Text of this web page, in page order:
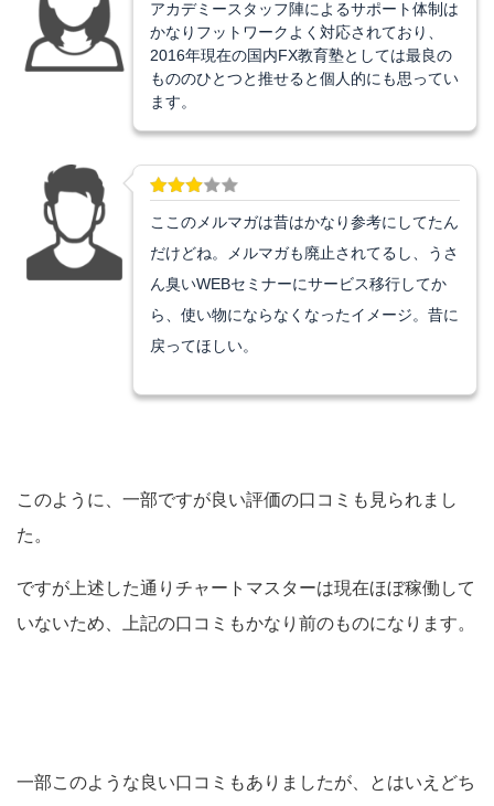
アカデミースタッフ陣によるサポート体制は
かなりフットワークよく対応されており、
2016年現在の国内FX教育塾としては最良の
もののひとつと推せると個人的にも思ってい
ます。
ここのメルマガは昔はかなり参考にしてたん
だけどね。メルマガも廃止されてるし、うさ
ん臭いWEBセミナーにサービス移行してか
ら、使い物にならなくなったイメージ。昔に
戻ってほしい。
このように、一部ですが良い評価の口コミも見られまし
た。
ですが上述した通りチャートマスターは現在ほぼ稼働して
いないため、上記の口コミもかなり前のものになります。
一部このような良い口コミもありましたが、とはいえどち